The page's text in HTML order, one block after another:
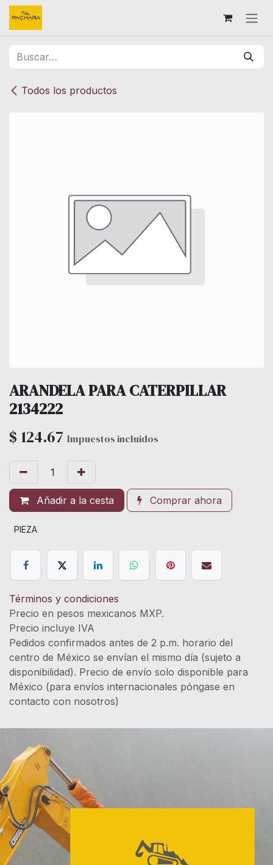
Ir al contenido
Todos los productos
ARANDELA PARA CATERPILLAR
2134222
$ 124.67 Impuestos incluidos
Añadir a la cesta Comprar ahora
PIEZA
Términos y condiciones
Precio en pesos mexicanos MXP.
Precio incluye IVA
Pedidos confirmados antes de 2 p.m. horario del
centro de México se envían el mismo día (sujeto a
disponibilidad). Precio de envío solo disponible para
México (para envíos internacionales póngase en
contacto con nosotros)